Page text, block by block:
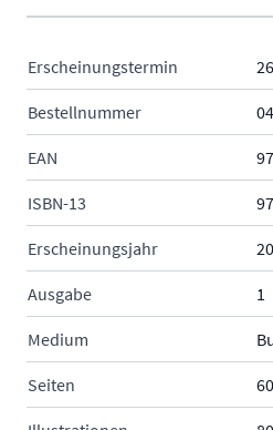
Erscheinungstermin
Bestellnummer
EAN
ISBN-13
Erscheinungsjahr
Ausgabe 1
Medium
Seiten